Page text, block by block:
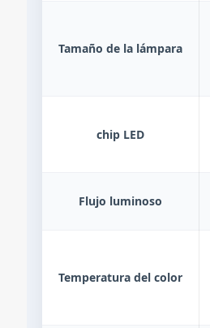
Tamaño de la lámpara
chip LED
Flujo luminoso
Temperatura del color